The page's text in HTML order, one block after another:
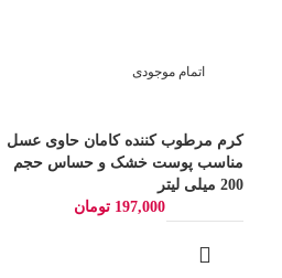
اتمام موجودی
کرم مرطوب کننده کامان حاوی عسل
مناسب پوست خشک و حساس حجم
200 میلی لیتر
197,000 تومان